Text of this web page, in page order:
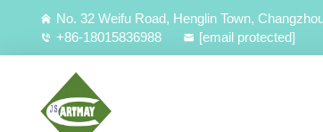
No. 32 Weifu Road, Henglin Town,
+86-18015836988
[email protected]